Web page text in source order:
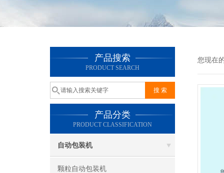
产品搜索
PRODUCT SEARCH
产品分类
PRODUCT CLASSIFICATION
自动包装机
颗粒自动包装机
您现在